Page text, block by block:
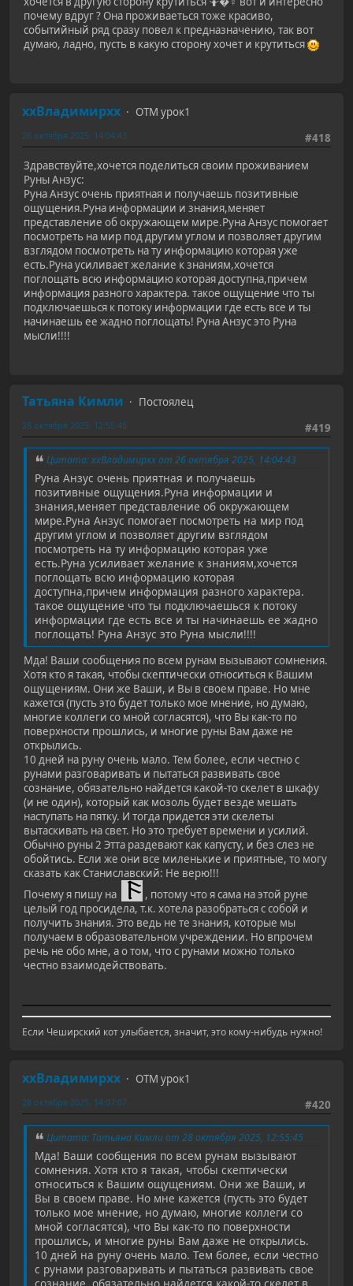
почему вдруг ? Она проживаеться тоже красиво,
событийный ряд сразу повел к предназначению, так вот
думаю, ладно, пусть в какую сторону хочет и крутиться
ххВладимирхх
ОТМ урок1
#418
26 октября 2025, 14:04:43
Здравствуйте,хочется поделиться своим проживанием
Руны Анзус:
Руна Анзус очень приятная и получаешь позитивные
ощущения.Руна информации и знания,меняет
представление об окружающем мире.Руна Анзус помогает
посмотреть на мир под другим углом и позволяет другим
взглядом посмотреть на ту информацию которая уже
есть.Руна усиливает желание к знаниям,хочется
поглощать всю информацию которая доступна,причем
информация разного характера. такое ощущение что ты
подключаешься к потоку информации где есть все и ты
начинаешь ее жадно поглощать! Руна Анзус это Руна
мысли!!!!
Татьяна Кимли
Постоялец
#419
28 октября 2025, 12:55:45
Цитата: ххВладимирхх от 26 октября 2025, 14:04:43
Руна Анзус очень приятная и получаешь
позитивные ощущения.Руна информации и
знания,меняет представление об окружающем
мире.Руна Анзус помогает посмотреть на мир под
другим углом и позволяет другим взглядом
посмотреть на ту информацию которая уже
есть.Руна усиливает желание к знаниям,хочется
поглощать всю информацию которая
доступна,причем информация разного характера.
такое ощущение что ты подключаешься к потоку
информации где есть все и ты начинаешь ее жадно
поглощать! Руна Анзус это Руна мысли!!!!
Мда! Ваши сообщения по всем рунам вызывают сомнения.
Хотя кто я такая, чтобы скептически относиться к Вашим
ощущениям. Они же Ваши, и Вы в своем праве. Но мне
кажется (пусть это будет только мое мнение, но думаю,
многие коллеги со мной согласятся), что Вы как-то по
поверхности прошлись, и многие руны Вам даже не
открылись.
10 дней на руну очень мало. Тем более, если честно с
рунами разговаривать и пытаться развивать свое
сознание, обязательно найдется какой-то скелет в шкафу
(и не один), который как мозоль будет везде мешать
наступать на пятку. И тогда придется эти скелеты
вытаскивать на свет. Но это требует времени и усилий.
Обычно руны 2 Этта раздевают как капусту, и без слез не
обойтись. Если же они все миленькие и приятные, то могу
сказать как Станиславский: Не верю!!!
Почему я пишу на
, потому что я сама на этой руне
целый год просидела, т.к. хотела разобраться с собой и
получить знания. Это ведь не те знания, которые мы
получаем в образовательном учреждении. Но впрочем
речь не обо мне, а о том, что с рунами можно только
честно взаимодействовать.
Если Чеширский кот улыбается, значит, это кому-нибудь нужно!
ххВладимирхх
ОТМ урок1
#420
28 октября 2025, 14:07:07
Цитата: Татьяна Кимли от 28 октября 2025, 12:55:45
Мда! Ваши сообщения по всем рунам вызывают
сомнения. Хотя кто я такая, чтобы скептически
относиться к Вашим ощущениям. Они же Ваши, и
Вы в своем праве. Но мне кажется (пусть это будет
только мое мнение, но думаю, многие коллеги со
мной согласятся), что Вы как-то по поверхности
прошлись, и многие руны Вам даже не открылись.
10 дней на руну очень мало. Тем более, если честно
с рунами разговаривать и пытаться развивать свое
сознание, обязательно найдется какой-то скелет в